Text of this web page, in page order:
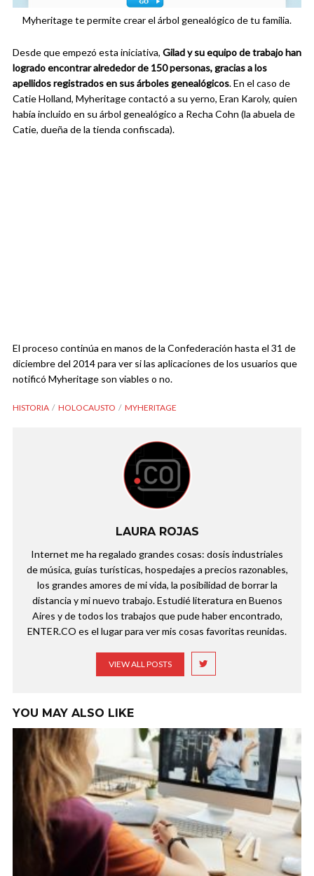
Myheritage te permite crear el árbol genealógico de tu familia.
Desde que empezó esta iniciativa, Gilad y su equipo de trabajo han
logrado encontrar alrededor de 150 personas, gracias a los
apellidos registrados en sus árboles genealógicos. En el caso de
Catie Holland, Myheritage contactó a su yerno, Eran Karoly, quien
había incluido en su árbol genealógico a Recha Cohn (la abuela de
Catie, dueña de la tienda confiscada).
El proceso continúa en manos de la Confederación hasta el 31 de
diciembre del 2014 para ver si las aplicaciones de los usuarios que
notificó Myheritage son viables o no.
HISTORIA HOLOCAUSTO MYHERITAGE
LAURA ROJAS
Internet me ha regalado grandes cosas: dosis industriales
de música, guías turísticas, hospedajes a precios razonables,
los grandes amores de mi vida, la posibilidad de borrar la
distancia y mi nuevo trabajo. Estudié literatura en Buenos
Aires y de todos los trabajos que pude haber encontrado,
ENTER.CO es el lugar para ver mis cosas favoritas reunidas.
VIEW ALL POSTS
YOU MAY ALSO LIKE